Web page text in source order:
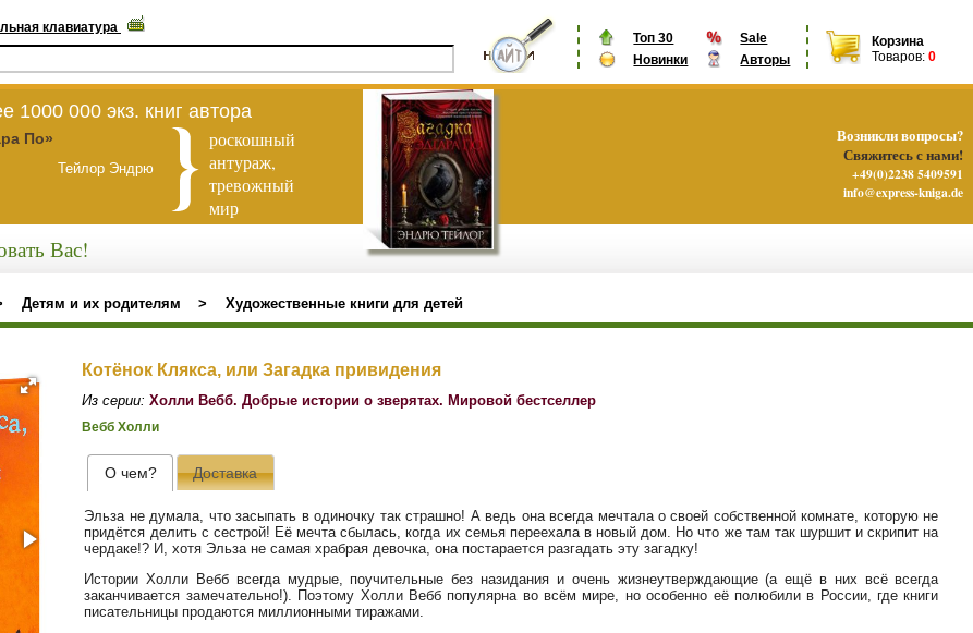
Топ 30
Sale
Новинки
Авторы
Корзина
Товаров: 0
клавиатура
1000 000 экз. книг автора
По»
Тейлор Эндрю
роскошный
антураж,
тревожный
мир
Вас!
Детям и их родителям > Художественные книги для детей
Котёнок Клякса, или Загадка привидения
Из серии: Холли Вебб. Добрые истории о зверятах. Мировой бестселлер
Вебб Холли
О чем? Доставка
Эльза не думала, что засыпать в одиночку так страшно! А ведь она всегда мечтала о своей собственной комнате, которую не
придётся делить с сестрой! Её мечта сбылась, когда их семья переехала в новый дом. Но что же там так шуршит и скрипит на
чердаке!? И, хотя Эльза не самая храбрая девочка, она постарается разгадать эту загадку!
Истории Холли Вебб всегда мудрые, поучительные без назидания и очень жизнеутверждающие (а ещё в них всё всегда
заканчивается замечательно!). Поэтому Холли Вебб популярна во всём мире, но особенно её полюбили в России, где книги
писательницы продаются миллионными тиражами.
Возникли вопросы?
Свяжитесь с нами!
+49(0)2238 5409591
info@express-kniga.de